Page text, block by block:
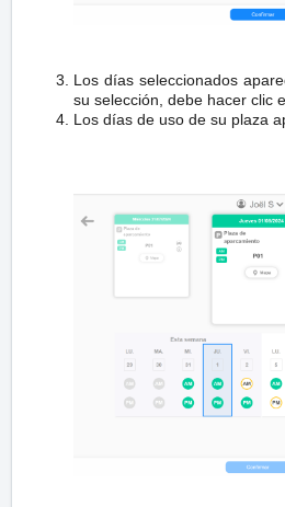
Los días seleccionados
su selección, debe hacer clic
Los días de uso de su plaza